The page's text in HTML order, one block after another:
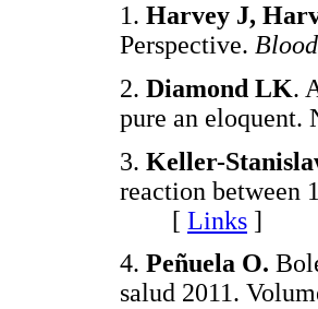
1. Harvey J,
Perspective. Blood
2. Diamond LK.
pure an
3. Keller-
reaction between
[ Links ]
4. Peñuela O.
salud 2011.